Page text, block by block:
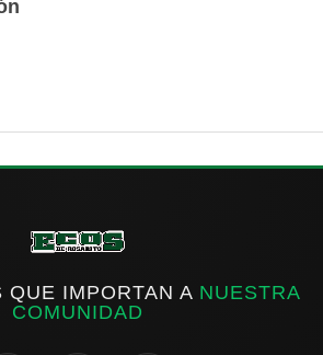
QUE IMPORTAN A NUESTRA
COMUNIDAD